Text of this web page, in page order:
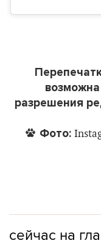
разрешения
Фото:
сейчас на